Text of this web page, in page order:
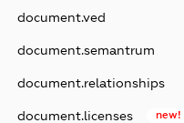
document.ved
document.semantrum
document.relationships
document.licenses new!